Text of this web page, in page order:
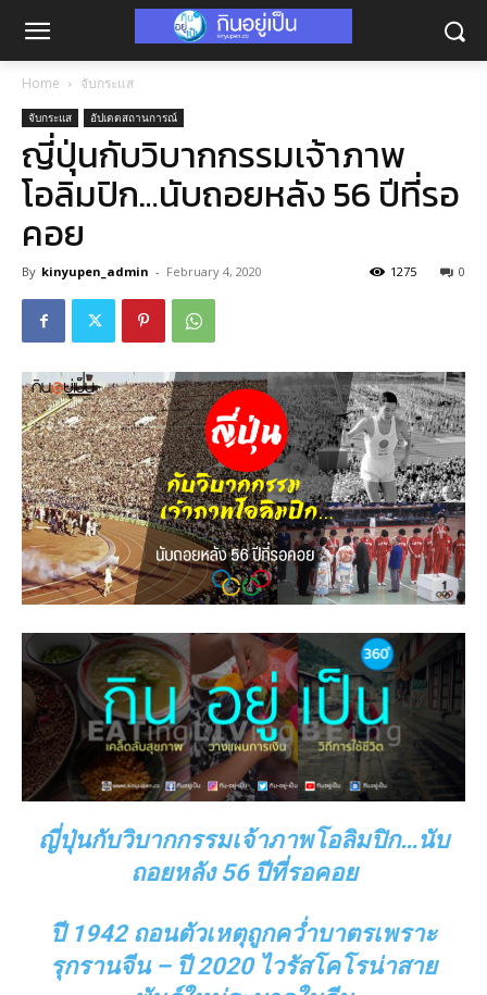
Home จับกระแส
จับกระแส อัปเดตสถานการณ์
ญี่ปุ่นกับวิบากกรรมเจ้าภาพ
โอลิมปิก…นับถอยหลัง 56 ปีที่รอ
คอย
By kinyupen_admin - February 4, 2020 0
1275
ญี่ปุ่นกับวิบากกรรมเจ้าภาพโอลิมปิก…นับ
ถอยหลัง 56 ปีที่รอคอย
ปี 1942 ถอนตัวเหตุถูกคว่ำบาตรเพราะ
รุกรานจีน – ปี 2020 ไวรัสโคโรน่าสาย